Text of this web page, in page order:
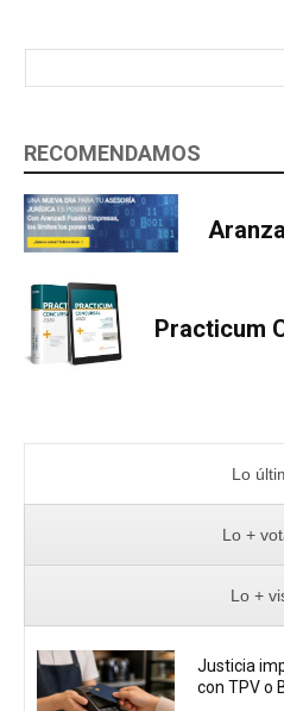
RECOMENDAMOS
Practicum
Lo
Lo +
Lo +
Justicia
con TPV o